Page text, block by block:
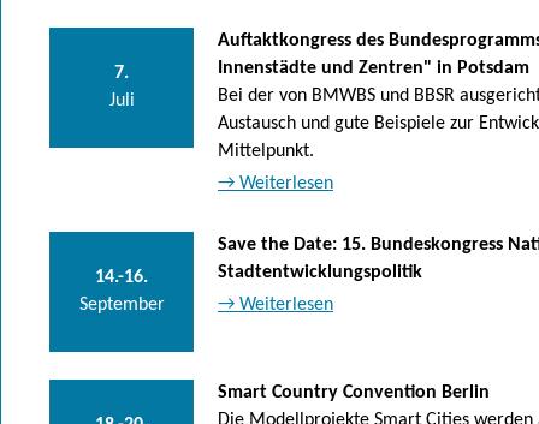
7.
Juli
Auftaktkongress des
Innenstädte und Zentren" in Potsdam
Bei der von BMWBS und BBSR
Austausch und gute Beispiele zur
Mittelpunkt.
→ Weiterlesen
14.-16.
September
Save the Date: 15. Bundeskongress
Stadtentwicklungspolitik
→ Weiterlesen
Smart Country Convention Berlin